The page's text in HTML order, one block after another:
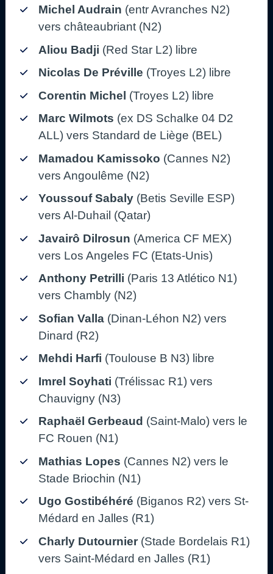
Michel Audrain (entr Avranches N2)
vers châteaubriant (N2)
Aliou Badji (Red Star L2) libre
Nicolas De Préville (Troyes L2) libre
Corentin Michel (Troyes L2) libre
Marc Wilmots (ex DS Schalke 04 D2
ALL) vers Standard de Liège (BEL)
Mamadou Kamissoko (Cannes N2)
vers Angoulême (N2)
Youssouf Sabaly (Betis Seville ESP)
vers Al-Duhail (Qatar)
Javairô Dilrosun (America CF MEX)
vers Los Angeles FC (Etats-Unis)
Anthony Petrilli (Paris 13 Atlético N1)
vers Chambly (N2)
Sofian Valla (Dinan-Léhon N2) vers
Dinard (R2)
Mehdi Harfi (Toulouse B N3) libre
Imrel Soyhati (Trélissac R1) vers
Chauvigny (N3)
Raphaël Gerbeaud (Saint-Malo) vers le
FC Rouen (N1)
Mathias Lopes (Cannes N2) vers le
Stade Briochin (N1)
Ugo Gostibéhéré (Biganos R2) vers St-
Médard en Jalles (R1)
Charly Dutournier (Stade Bordelais R1)
vers Saint-Médard en Jalles (R1)